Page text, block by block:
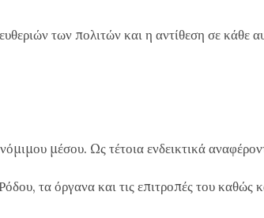
των πολιτών και η αντίθεση σε κάθε
μέσου. Ως τέτοια ενδεικτικά
τα όργανα και τις επιτροπές του καθώς